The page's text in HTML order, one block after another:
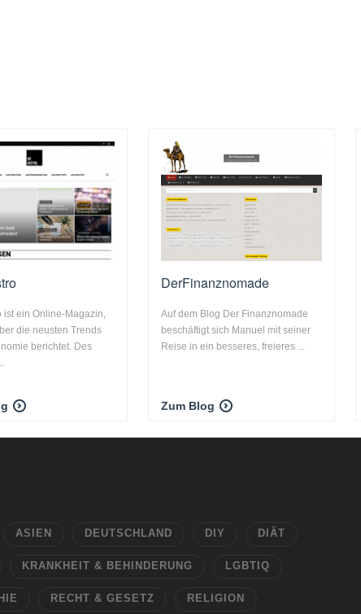
ist ein Online-Magazin,
die neusten Trends
berichtet. Des
DerFinanznomade
Auf dem Blog Der Finanznomade
beschäftigt sich Manuel mit seiner
Reise in ein besseres, freieres ...
Zum Blog
ASIEN DEUTSCHLAND DIY DIÄT
KRANKHEIT & BEHINDERUNG LGBTIQ
RECHT & GESETZ RELIGION